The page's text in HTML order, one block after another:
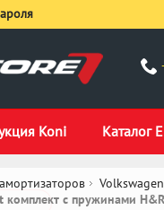
Koni Каталог
Volkswagen
комплект c пружинами